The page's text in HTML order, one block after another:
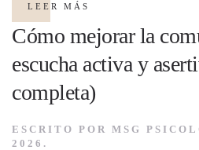
LEER MÁS
Cómo mejorar la
escucha activa y
completa)
ESCRITO POR MSG
2026 .